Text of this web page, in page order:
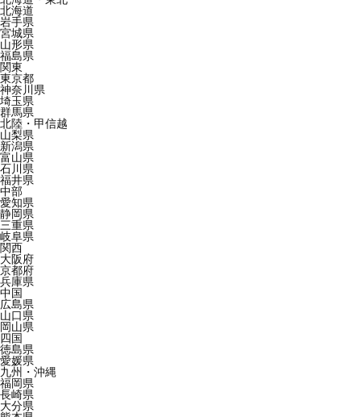
北海道
岩手県
宮城県
山形県
福島県
関東
東京都
神奈川県
埼玉県
群馬県
北陸・甲信越
山梨県
新潟県
富山県
石川県
福井県
中部
愛知県
静岡県
三重県
岐阜県
関西
大阪府
京都府
兵庫県
中国
広島県
山口県
岡山県
四国
徳島県
愛媛県
九州・沖縄
福岡県
長崎県
大分県